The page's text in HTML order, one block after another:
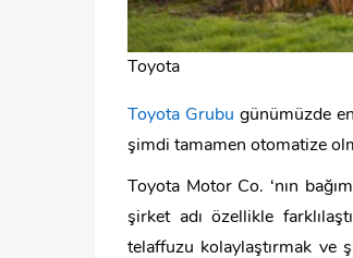
Toyota
Toyota Grubugünümüzde
şimdi tamamen otomatize
Toyota Motor Co. ‘nın
şirket adı özellikle
telaffuzu kolaylaştırmak ve